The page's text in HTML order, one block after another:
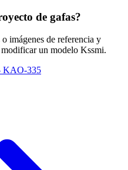
de gafas?
imágenes de referencia y
un modelo Kssmi.
KAO-335